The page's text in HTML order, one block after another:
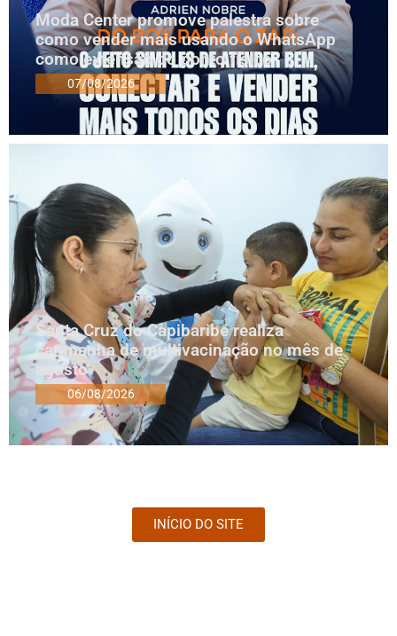
Moda Center promove palestra sobre
como vender mais usando o WhatsApp
como extensão do ponto físico
07/08/2026
Santa Cruz do Capibaribe realiza
campanha de multivacinação no mês de
agosto
06/08/2026
INÍCIO DO SITE